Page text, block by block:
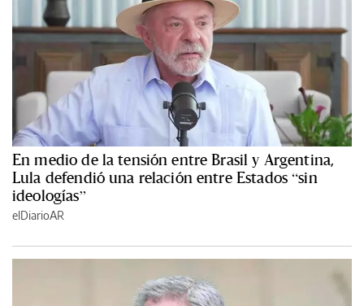
En medio de la tensión entre Brasil y Argentina,
Lula defendió una relación entre Estados “sin
ideologías”
elDiarioAR